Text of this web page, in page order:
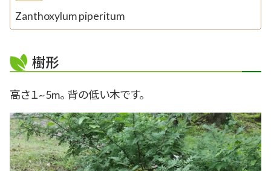
Zanthoxylum piperitum
樹形
高さ１~5m。 背の低い木です。